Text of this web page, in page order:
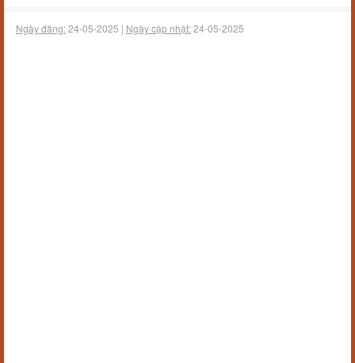
Ngày đăng:24-05-2025 | Ngày cập nhật:24-05-2025